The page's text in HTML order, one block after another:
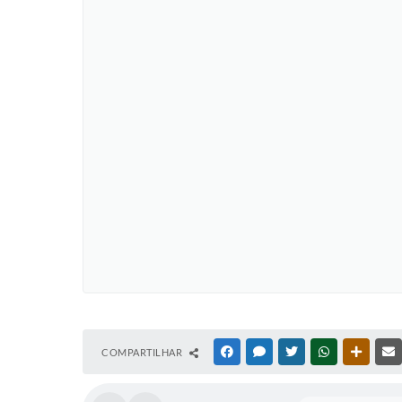
COMPARTILHAR FACEBOOKMESSENGER
TWITTERWHATSAPP